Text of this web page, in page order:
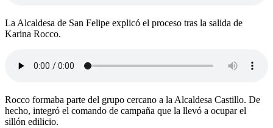
La Alcaldesa de San Felipe explicó el proceso tras la salida de
Karina Rocco.
Rocco formaba parte del grupo cercano a la Alcaldesa Castillo. De
hecho, integró el comando de campaña que la llevó a ocupar el
sillón edilicio.